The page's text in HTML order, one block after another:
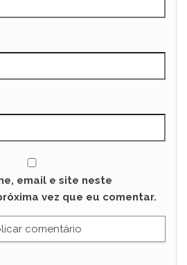
email e site neste
vez que eu comentar.